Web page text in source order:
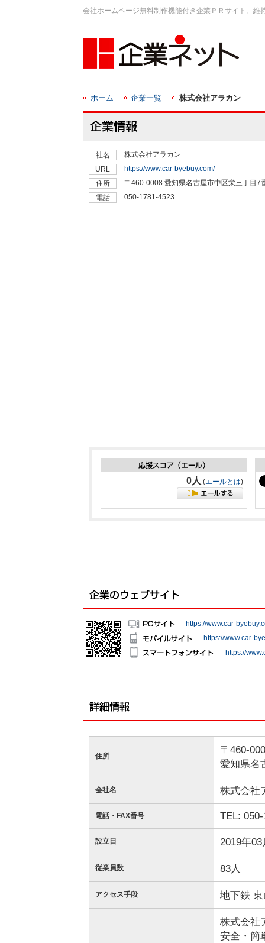
会社ホームページ無料制作機能付き企業ＰＲサイト。
ホーム 企業一覧 株式会社アラカン
社名
株式会社アラカン
URL
https://www.car-byebuy.com/
住所
〒460-0008 愛知県名古屋市中区栄三丁目7
電話
050-1781-4523
0人 (エールとは)
https://www.car-
https://www.car-
https://
住所
〒460-
愛知県名
会社名 株式会社
電話・FAX番号 TEL:
設立日 2019年
従業員数 83人
アクセス手段 地下鉄
株式会社
安全・簡